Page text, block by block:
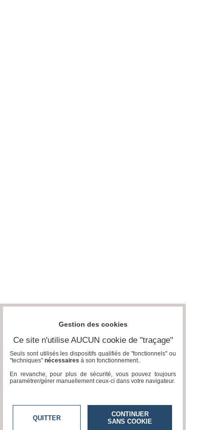
Gestion des cookies
Ce site n'utilise AUCUN cookie de "traçage"
Seuls sont utilisés les dispositifs qualifiés de "fonctionnels" ou
"techniques" nécessaires à son fonctionnement..
En revanche, pour plus de sécurité, vous pouvez toujours
paramétrer/gérer manuellement ceux-ci dans votre navigateur.
QUITTER
CONTINUER
SANS COOKIE